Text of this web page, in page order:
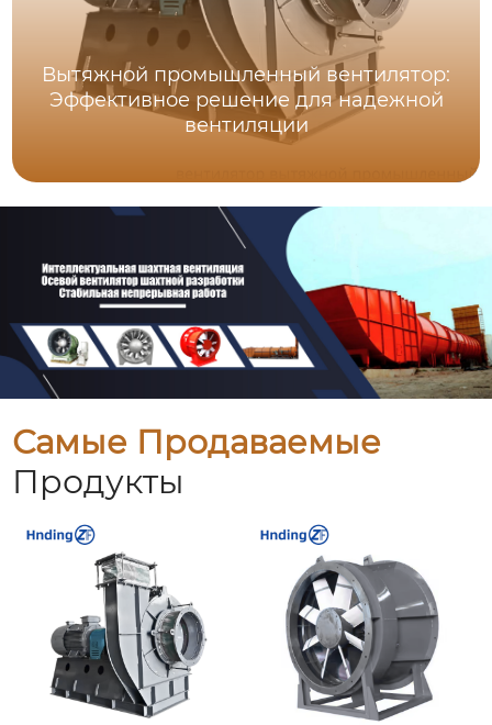
Вытяжной промышленный вентилятор:
Эффективное решение для надежной
вентиляции
Самые Продаваемые
Продукты